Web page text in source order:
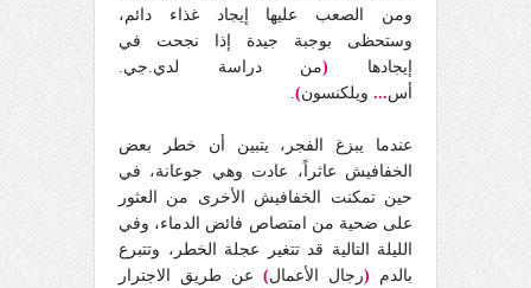
ومن الصعب عليها إيجاد غذاء دائم،
وستحظى بوجبة جيدة إذا نجحت في
إيجادها (من دراسة لدي.جي.
أس... ويلكنسون)
.
عندما يبزغ الفجر، يتبين أن خطر بعض
الخفافيش عاثراً، عادت وهي جوعانة، في
حين تمكنت الخفافيش الأخرى من العثور
على ضحية من امتصاص فائض الدماء، وفي
الليلة التالية قد تتغير عجلة الخطر، وتتبرع
بالدم (رجال الأعمال) عن طريق الاجترار